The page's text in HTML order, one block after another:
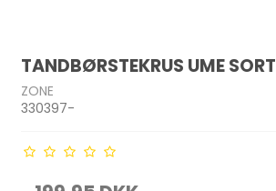
TANDBØRSTEKRUS UME SORT
ZONE
330397-